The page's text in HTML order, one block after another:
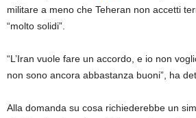
militare a meno che Teheran non accetti
“molto solidi”.
“L’Iran vuole fare un accordo, e io non
non sono ancora abbastanza buoni”, ha
Alla domanda su cosa richiederebbe un